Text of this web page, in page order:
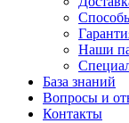
Наши
База знаний
Вопросы и
Контакты